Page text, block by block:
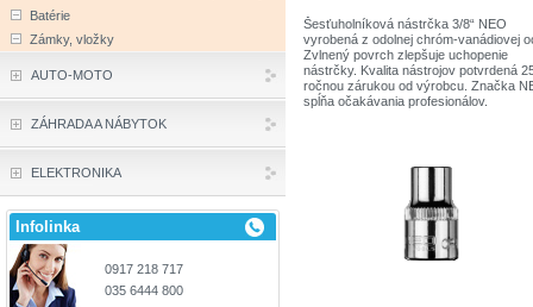
Šesťuholníková nástrčka 3/8“ NEO
vyrobená z odolnej chróm-vanádiovej
Zvlnený povrch zlepšuje uchopenie
nástrčky. Kvalita nástrojov potvrdená
ročnou zárukou od výrobcu. Značka
spĺňa očakávania profesionálov.
Batérie
Zámky, vložky
AUTO-MOTO
ZÁHRADA A NÁBYTOK
ELEKTRONIKA
Infolinka
0917 218 717
035 6444 800